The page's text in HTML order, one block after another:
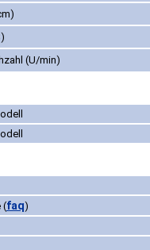
(U/min)
(faq)